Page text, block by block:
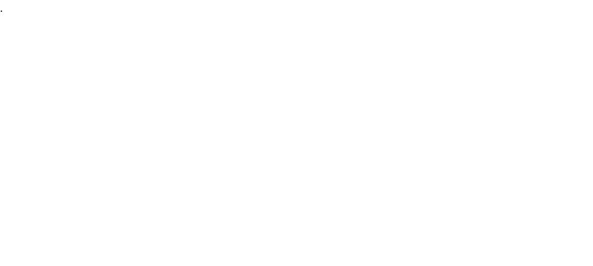
‎عيناي على امناء الارض لكي اجلسهم معي. السالك طريقا كاملا هو يخدمني‎.